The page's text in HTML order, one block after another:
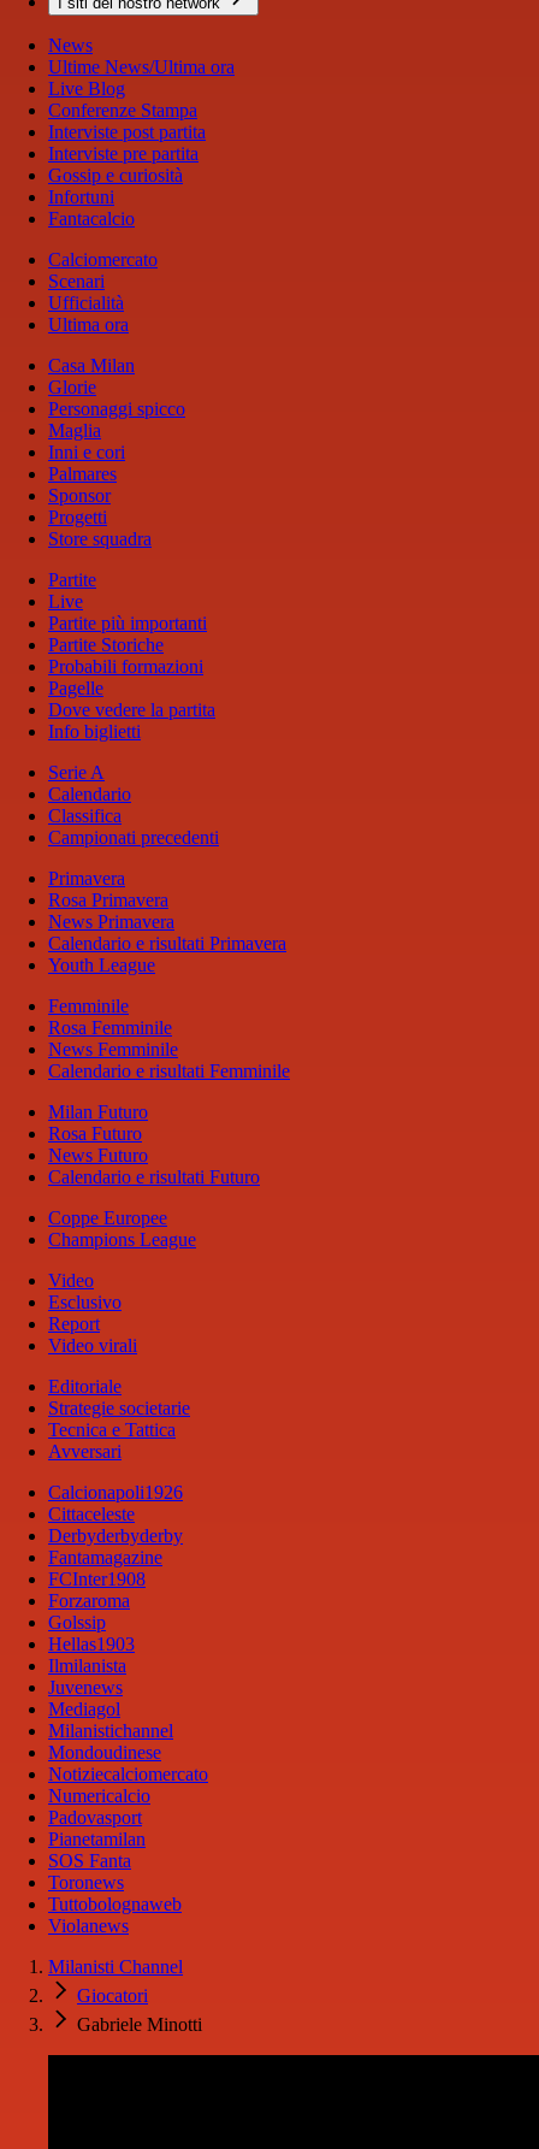
News
Ultime News/Ultima ora
Live Blog
Conferenze Stampa
Interviste post partita
Interviste pre partita
Gossip e curiosità
Infortuni
Fantacalcio
Calciomercato
Scenari
Ufficialità
Ultima ora
Casa Milan
Glorie
Personaggi spicco
Maglia
Inni e cori
Palmares
Sponsor
Progetti
Store squadra
Partite
Live
Partite più importanti
Partite Storiche
Probabili formazioni
Pagelle
Dove vedere la partita
Info biglietti
Serie A
Calendario
Classifica
Campionati precedenti
Primavera
Rosa Primavera
News Primavera
Calendario e risultati Primavera
Youth League
Femminile
Rosa Femminile
News Femminile
Calendario e risultati Femminile
Milan Futuro
Rosa Futuro
News Futuro
Calendario e risultati Futuro
Coppe Europee
Champions League
Video
Esclusivo
Report
Video virali
Editoriale
Strategie societarie
Tecnica e Tattica
Avversari
Calcionapoli1926
Cittaceleste
Derbyderbyderby
Fantamagazine
FCInter1908
Forzaroma
Golssip
Hellas1903
Ilmilanista
Juvenews
Mediagol
Milanistichannel
Mondoudinese
Notiziecalciomercato
Numericalcio
Padovasport
Pianetamilan
SOS Fanta
Toronews
Tuttobolognaweb
Violanews
Milanisti Channel
Giocatori
Gabriele Minotti